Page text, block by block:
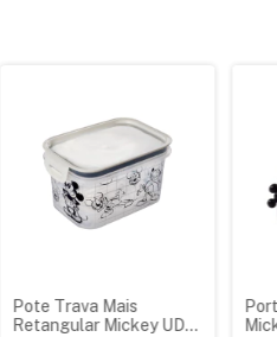
Pote Trava Mais
Retangular Mickey UD